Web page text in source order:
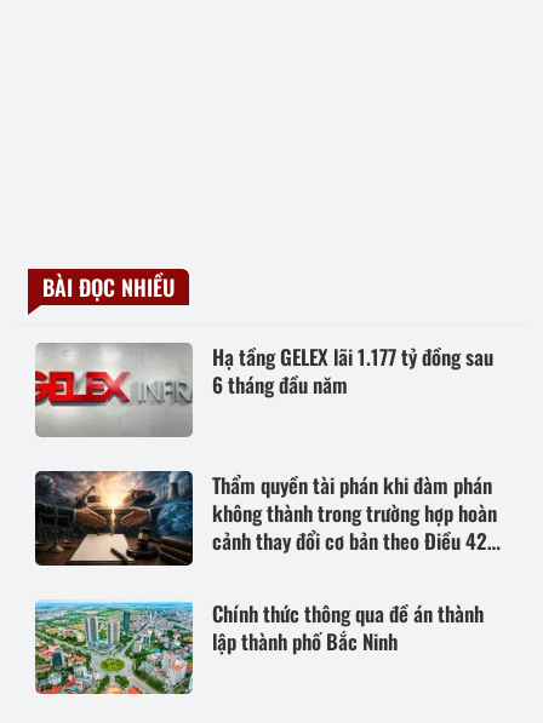
BÀI ĐỌC NHIỀU
Hạ tầng GELEX lãi 1.177 tỷ đồng sau
6 tháng đầu năm
Thẩm quyền tài phán khi đàm phán
không thành trong trường hợp hoàn
cảnh thay đổi cơ bản theo Điều 420
Chính thức thông qua đề án thành
lập thành phố Bắc Ninh